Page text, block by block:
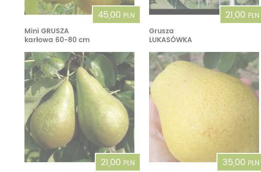
45,00 PLN
Mini GRUSZA
karłowa 60-80 cm
21,00 PLN
Grusza
LUKASÓWKA
21,00 PLN
35,00 PLN